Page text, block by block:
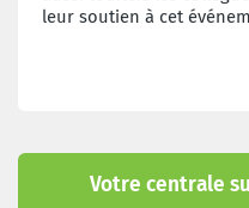
leur soutien à cet
Votre centrale